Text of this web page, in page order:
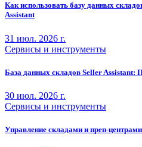
Как использовать базу данных
Assistant
31 июл. 2026 г.
Сервисы и инструменты
База данных складов Seller Assistant:
30 июл. 2026 г.
Сервисы и инструменты
Управление складами и преп-